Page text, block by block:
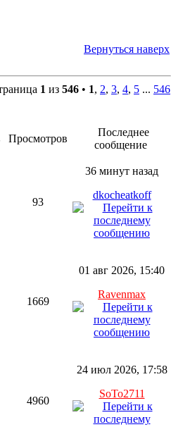
Вернуться наверх
1 из 546 • 1, 2, 3, 4, 5 ... 546
Просмотров
Последнее
сообщение
93
36 минут назад
dkocheatkoff
1669
01 авг 2026, 15:40
Ravenmax
4960
24 июл 2026, 17:58
SoTo2711